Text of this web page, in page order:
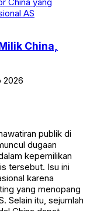
China,
2026
publik di
dugaan
kepemilikan
tersebut. Isu ini
karena
yang menopang
Selain itu, sejumlah